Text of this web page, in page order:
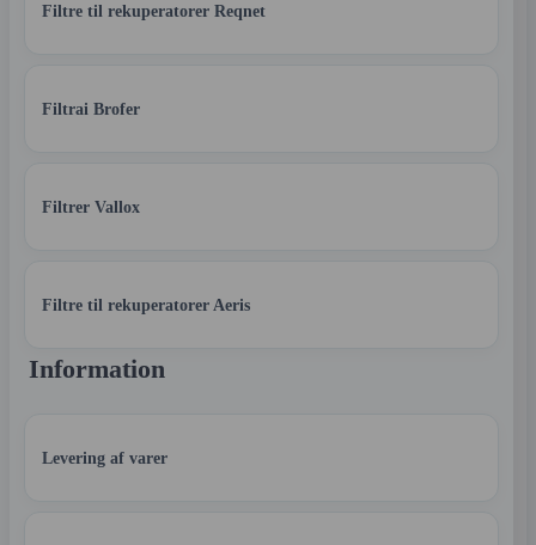
Filtre til rekuperatorer Reqnet
Filtrai Brofer
Filtrer Vallox
Filtre til rekuperatorer Aeris
Information
Levering af varer